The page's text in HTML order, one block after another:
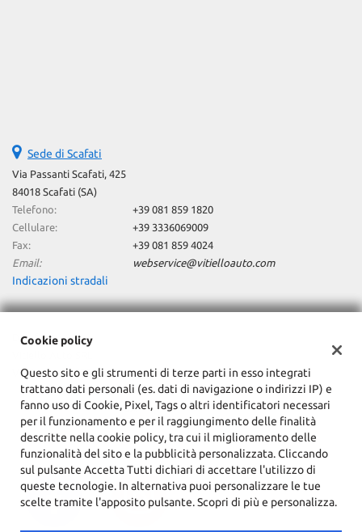
Sede di Scafati
Via Passanti Scafati, 425
84018 Scafati (SA)
Telefono:
+39 081 859 1820
Cellulare:
+39 3336069009
Fax:
+39 081 859 4024
Email:
webservice@vitielloauto.com
Indicazioni stradali
Dati fiscali:
Via Passanti, 425, 82018 Scafati (SA)
C.F/P.IVA:06080330654
Registro delle imprese: SA
Cookie policy
Questo sito e gli strumenti di terze parti in esso integrati
trattano dati personali (es. dati di navigazione o indirizzi IP) e
fanno uso di Cookie, Pixel, Tags o altri identificatori necessari
per il funzionamento e per il raggiungimento delle finalità
descritte nella cookie policy, tra cui il miglioramento delle
funzionalità del sito e la pubblicità personalizzata. Cliccando
sul pulsante Accetta Tutti dichiari di accettare l'utilizzo di
queste tecnologie. In alternativa puoi personalizzare le tue
scelte tramite l'apposito pulsante. Scopri di più e personalizza.